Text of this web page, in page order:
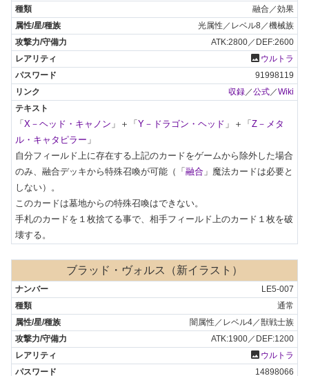
融合／効果
光属性／レベル8／機械族
ATK:2800／DEF:2600
photo ウルトラ
91998119
収録 ／公式 ／Wiki
「X－ヘッド・キャノン 」＋「Y－ドラゴン・ヘッド 」＋「Z－メタ
ル・キャタピラー 」
自分フィールド上に存在する上記のカードをゲームから除外した場合
のみ、融合デッキから特殊召喚が可能（「融合 」魔法カードは必要と
しない）。
このカードは墓地からの特殊召喚はできない。
手札のカードを１枚捨てる事で、相手フィールド上のカード１枚を破
壊する。
ブラッド・ヴォルス（新イラスト）
LE5-007
通常
闇属性／レベル4／獣戦士族
ATK:1900／DEF:1200
photo ウルトラ
14898066